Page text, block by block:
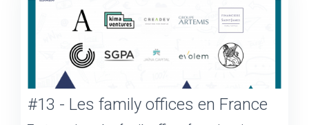
#13 - Les family offices en France